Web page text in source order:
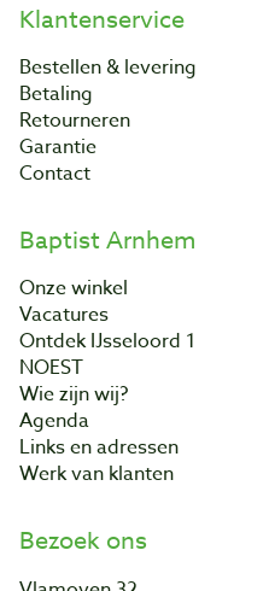
Klantenservice
Bestellen & levering
Betaling
Retourneren
Garantie
Contact
Baptist Arnhem
Onze winkel
Vacatures
Ontdek IJsseloord 1
NOEST
Wie zijn wij?
Agenda
Links en adressen
Werk van klanten
Bezoek ons